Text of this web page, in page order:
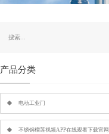
产品分类
电动工业门
不锈钢榴莲视频APP在线观看下载官网